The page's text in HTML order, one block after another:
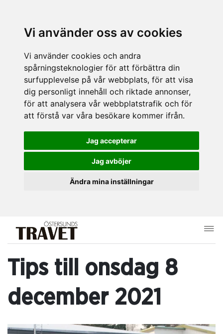
Vi använder oss av cookies
Vi använder cookies och andra
spårningsteknologier för att förbättra din
surfupplevelse på vår webbplats, för att visa
dig personligt innehåll och riktade annonser,
för att analysera vår webbplatstrafik och för
att förstå var våra besökare kommer ifrån.
Jag accepterar
Jag avböjer
Ändra mina inställningar
Tips till onsdag 8
december 2021